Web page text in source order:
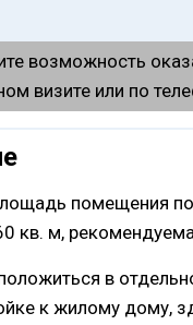
возможность
визите или по
помещения
кв. м,
в
к жилому дому,